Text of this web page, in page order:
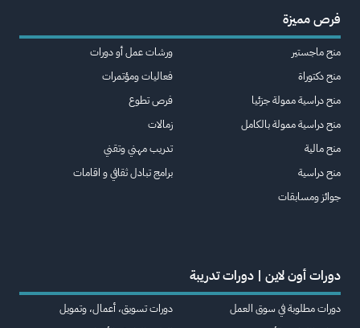
فرص مميزة
منح ماجستير
منح دكتوراة
منح دراسية ممولة جزئيا
منح دراسية ممولة بالكامل
منح مالية
منح دراسية
جوائز ومسابقات
ورشات عمل أو دورات
فعاليات ومؤتمرات
فرص تطوع
زمالات
تدريب مهني وتقني
برامج تبادل ثقافي و اقامات
دورات أون لاين | دورات تدريبة
دورات مطلوبة في سوق العمل
دورات تسويق، أعمال، وتمويل